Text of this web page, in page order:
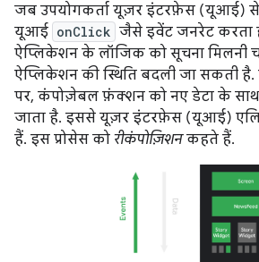
जब उपयोगकर्ता यूज़र इंटरफ़ेस (यूआई) से
यूआई onClick जैसे इवेंट जनरेट करता
ऐप्लिकेशन के लॉजिक को सूचना मिलनी
ऐप्लिकेशन की स्थिति बदली जा सकती है.
पर, कंपोज़ेबल फ़ंक्शन को नए डेटा के
जाता है. इससे यूज़र इंटरफ़ेस (यूआई)
हैं. इस प्रोसेस को रीकंपोज़िशनकहते हैं.